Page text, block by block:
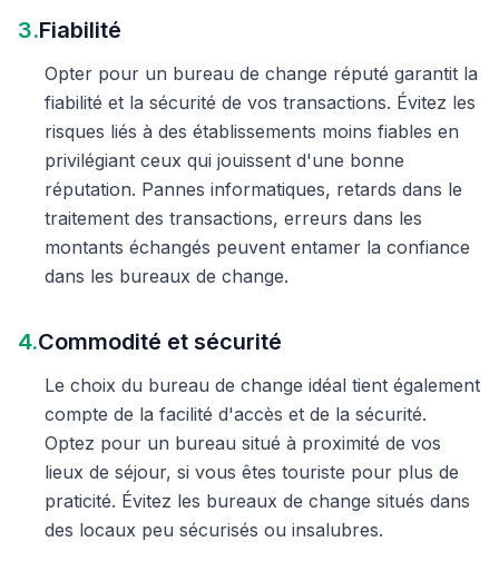
3.Fiabilité
Opter pour un bureau de change réputé garantit la
fiabilité et la sécurité de vos transactions. Évitez les
risques liés à des établissements moins fiables en
privilégiant ceux qui jouissent d'une bonne
réputation. Pannes informatiques, retards dans le
traitement des transactions, erreurs dans les
montants échangés peuvent entamer la confiance
dans les bureaux de change.
4.Commodité et sécurité
Le choix du bureau de change idéal tient également
compte de la facilité d'accès et de la sécurité.
Optez pour un bureau situé à proximité de vos
lieux de séjour, si vous êtes touriste pour plus de
praticité. Évitez les bureaux de change situés dans
des locaux peu sécurisés ou insalubres.